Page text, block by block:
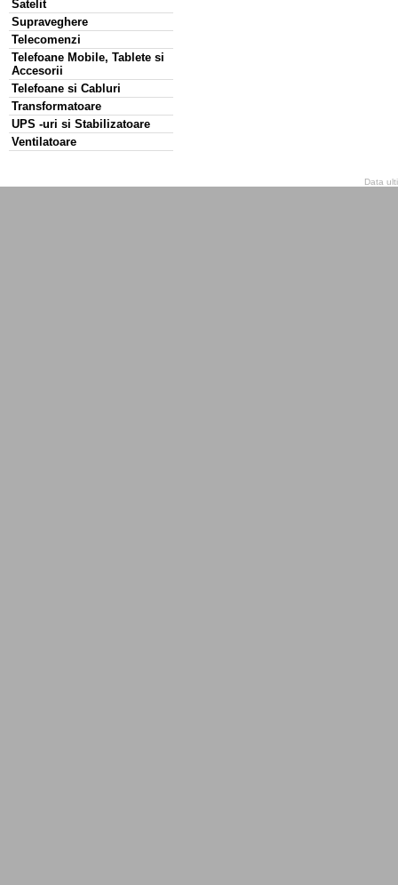
Satelit
Supraveghere
Telecomenzi
Telefoane Mobile, Tablete si
Accesorii
Telefoane si Cabluri
Transformatoare
UPS -uri si Stabilizatoare
Ventilatoare
Data